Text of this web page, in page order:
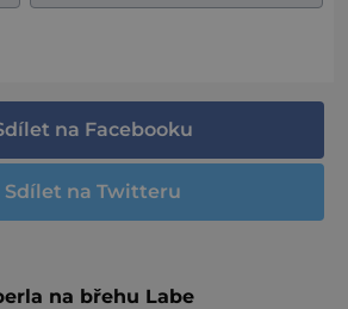
na Facebooku
Sdílet na Twitteru
na břehu Labe